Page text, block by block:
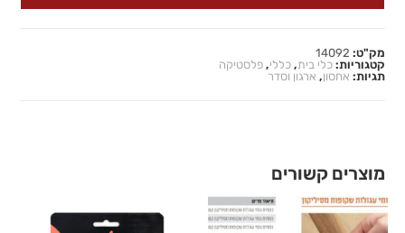
מק"ט: 14092
קטגוריות:כלי בית,כללי,פלסטיקה
תגיות: אחסון, ארגון וסדר
מוצרים קשורים